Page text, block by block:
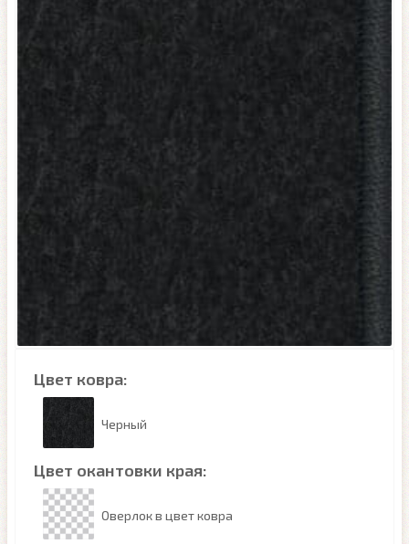
Цвет ковра:
Черный
Цвет окантовки края:
Оверлок в цвет ковра